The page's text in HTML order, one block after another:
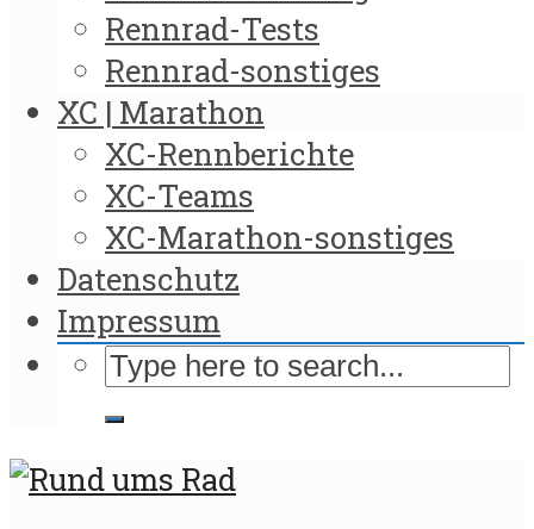
Rennrad-Tests
Rennrad-sonstiges
XC | Marathon
XC-Rennberichte
XC-Teams
XC-Marathon-sonstiges
Datenschutz
Impressum